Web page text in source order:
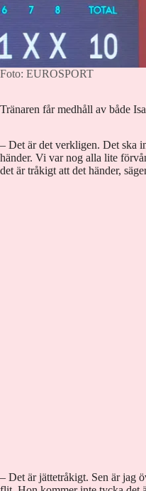
Foto: EUROSPORT
Tränaren får medhåll av både
– Det är det verkligen. Det ska
händer. Vi var nog alla lite
det är tråkigt att det händer,
– Det är jättetråkigt. Sen är jag